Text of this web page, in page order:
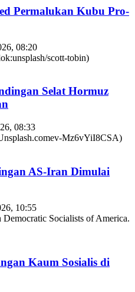
Permalukan Kubu Pro-
08:20
Selat Hormuz
08:33
AS-Iran Dimulai
10:55
Kaum Sosialis di